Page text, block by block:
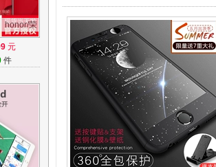
honor/荣
屏 华为
元
件